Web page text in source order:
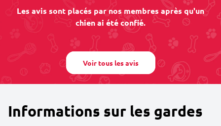
Les avis sont placés par nos membres après qu'un
chien ai été confié.
Voir tous les avis
Informations sur les gardes